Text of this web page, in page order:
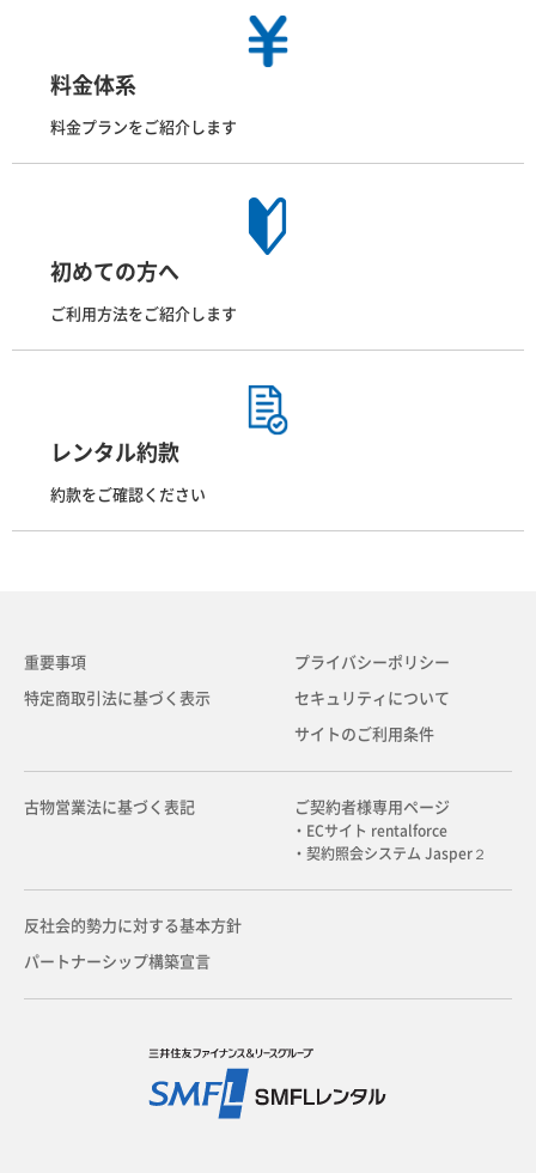
料金体系
料金プランをご紹介します
初めての方へ
ご利用方法をご紹介します
レンタル約款
約款をご確認ください
重要事項
特定商取引法に基づく表示
プライバシーポリシー
セキュリティについて
サイトのご利用条件
古物営業法に基づく表記 ご契約者様専用ページ
・ECサイト rentalforce
・契約照会システム Jasper２
反社会的勢力に対する基本方針
パートナーシップ構築宣言